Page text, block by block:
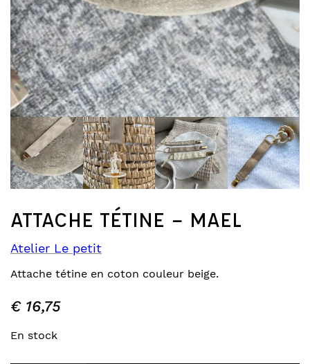
ATTACHE TÉTINE – MAEL
Atelier Le petit
Attache tétine en coton couleur beige.
€16,75
En stock